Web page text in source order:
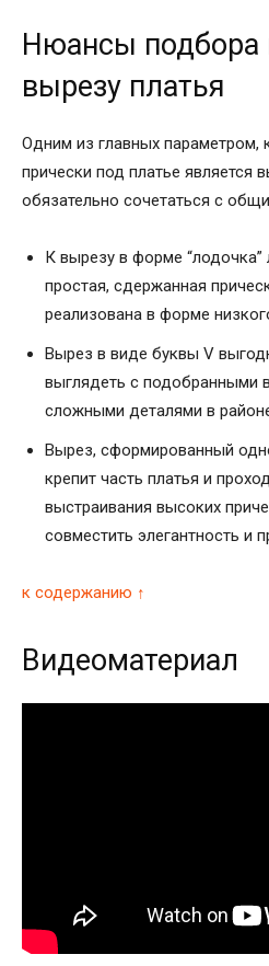
Нюансы подбора
вырезу платья
Одним из главных параметром,
прически под платье является
обязательно сочетаться с
К вырезу в форме
простая, сдержанная
реализована в форме
Вырез в виде буквы V
выглядеть с подобранными
сложными деталями в
Вырез, сформированный
крепит часть платья и
выстраивания высоких
совместить элегантность и
к содержанию ↑
Видеоматериал